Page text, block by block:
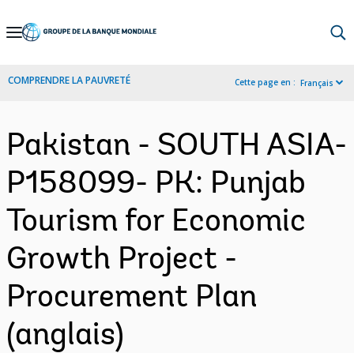
Skip
Navigation
COMPRENDRE LA PAUVRETÉ Cette page en : Français
Pakistan - SOUTH ASIA-
P158099- PK: Punjab
Tourism for Economic
Growth Project -
Procurement Plan
(anglais)